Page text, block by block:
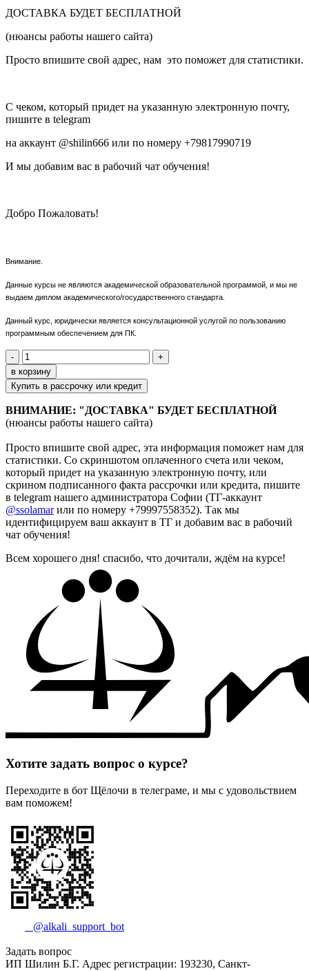
ДОСТАВКА БУДЕТ БЕСПЛАТНОЙ
(нюансы работы нашего сайта)
Просто впишите свой адрес, нам это поможет для статистики.
С чеком, который придет на указанную электронную почту,
пишите в telegram
на аккаунт @shilin666 или по номеру +79817990719
И мы добавим вас в рабочий чат обучения!
Добро Пожаловать!
Внимание.
Данные курсы не являются академической образовательной программой, и мы не
выдаем диплом академического/государственного стандарта.
Данный курс, юридически является консультационной услугой по пользованию
программным обеспечением для ПК.
-
+
в корзину
Купить в рассрочку или кредит
ВНИМАНИЕ: "ДОСТАВКА" БУДЕТ БЕСПЛАТНОЙ
(нюансы работы нашего сайта)
Просто впишите свой адрес, эта информация поможет нам для
статистики. Со скриншотом оплаченного счета или чеком,
который придет на указанную электронную почту, или
скрином подписанного факта рассрочки или кредита, пишите
в telegram нашего администратора Софии (ТГ-аккаунт
@ssolamarили по номеру +79997558352). Так мы
идентифицируем ваш аккаунт в ТГ и добавим вас в рабочий
чат обучения!
Всем хорошего дня! спасибо, что дочитали, ждём на курсе!
Хотите задать вопрос о курсе?
Переходите в бот Щёлочи в телеграме, и мы с удовольствием
вам поможем!
@alkali_support_bot
Задать вопрос
ИП Шилин Б.Г. Адрес регистрации: 193230, Санкт-